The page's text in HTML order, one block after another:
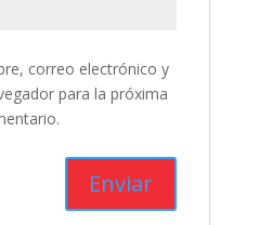
correo electrónico y
para la próxima